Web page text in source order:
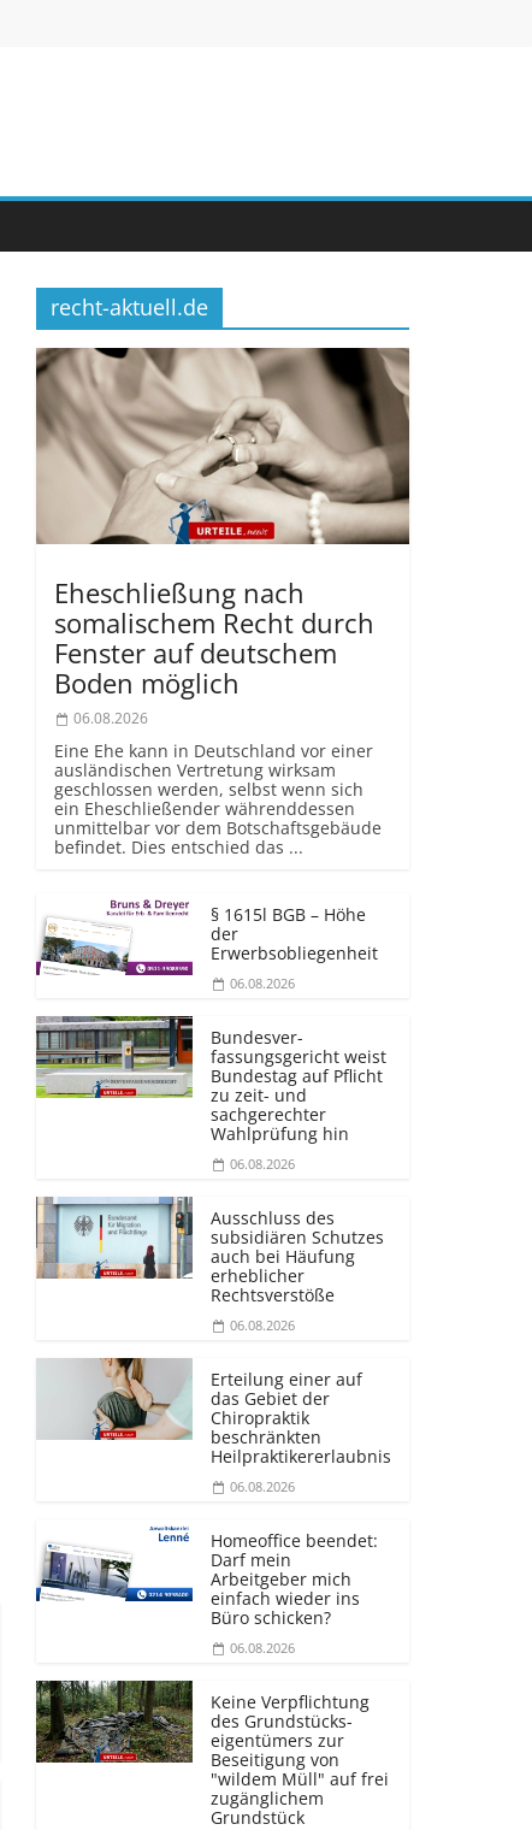
recht-aktuell.de
Eheschließung nach
somalischem Recht durch
Fenster auf deutschem
Boden möglich
06.08.2026
Eine Ehe kann in Deutschland vor einer
ausländischen Vertretung wirksam
geschlossen werden, selbst wenn sich
ein Eheschließender währenddessen
unmittelbar vor dem Botschaftsgebäude
befindet. Dies entschied das ...
§ 1615l BGB – Höhe
der
Erwerbsobliegenheit
06.08.2026
Bundesver­
fassungsgericht weist
Bundestag auf Pflicht
zu zeit- und
sachgerechter
Wahlprüfung hin
06.08.2026
Ausschluss des
subsidiären Schutzes
auch bei Häufung
erheblicher
Rechtsverstöße
06.08.2026
Erteilung einer auf
das Gebiet der
Chiropraktik
beschränkten
Heilprakti­kererlaubnis
06.08.2026
Homeoffice beendet:
Darf mein
Arbeitgeber mich
einfach wieder ins
Büro schicken?
06.08.2026
Keine Verpflichtung
des Grundstücks­
eigentümers zur
Beseitigung von
"wildem Müll" auf frei
zugänglichem
Grundstück